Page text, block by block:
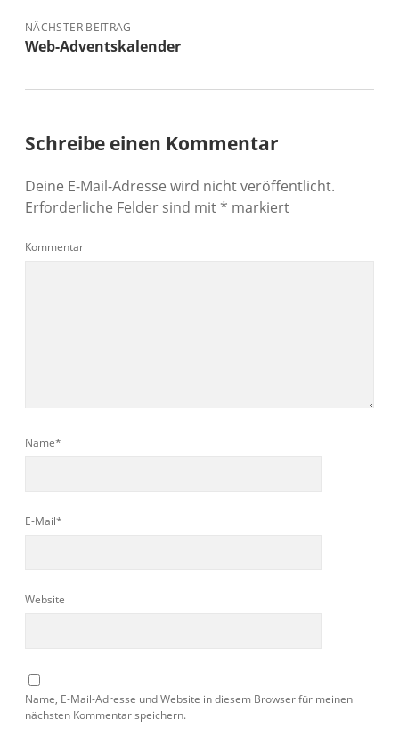
NÄCHSTER BEITRAG
Web-Adventskalender
Schreibe einen Kommentar
Deine E-Mail-Adresse wird nicht veröffentlicht.
Erforderliche Felder sind mit* markiert
Kommentar
Name*
E-Mail*
Website
Name, E-Mail-Adresse und Website in diesem Browser für meinen
nächsten Kommentar speichern.